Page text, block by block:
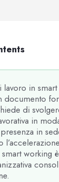
lavoro in
documento
di
in
in
working